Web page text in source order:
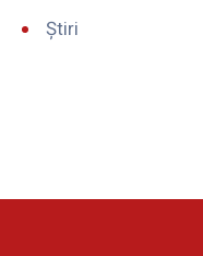
Știri